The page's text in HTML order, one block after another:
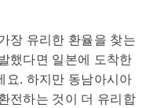
장 유리한 환율을 찾는
했다면 일본에 도착한
요. 하지만 동남아시아
전하는 것이 더 유리합